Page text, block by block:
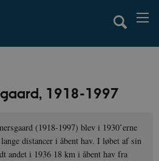
1918-1997
(1918-1997) blev i 1930’erne
distancer i åbent hav. I løbet af sin
andet i 1936 18 km i åbent hav fra